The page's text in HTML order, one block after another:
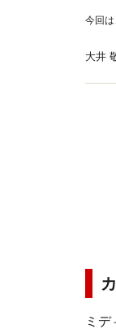
今回
大井
ミ